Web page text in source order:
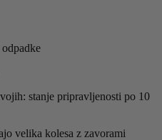
stanje pripravljenosti po 10
velika kolesa z zavorami